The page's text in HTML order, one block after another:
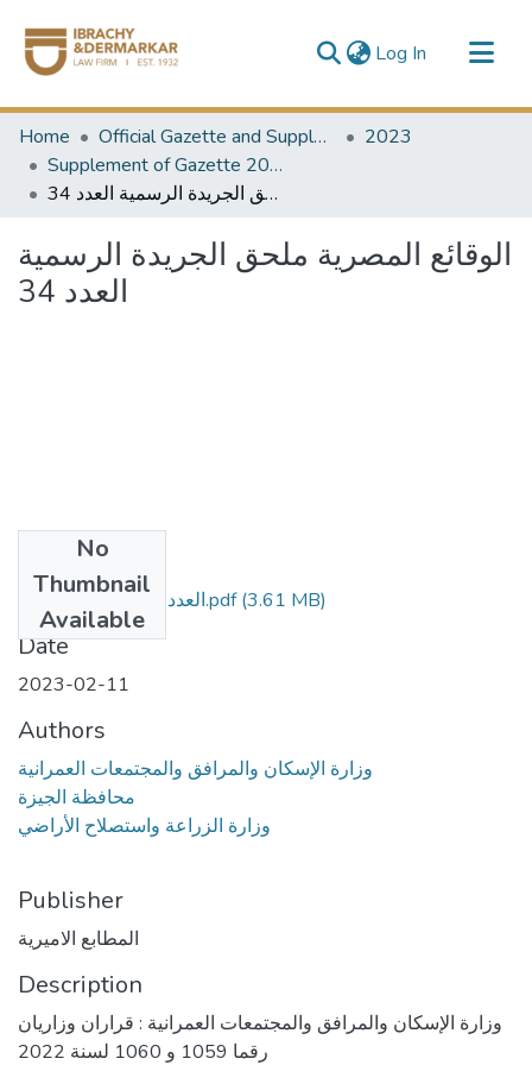
Log In (current)
Communities & Collections
All of DSpace
Home Official Gazette and Supplement
2023
Supplement of Gazette 2023
الوقائع المصرية ملحق الجريدة الرسمية العدد 34
الوقائع المصرية ملحق الجريدة الرسمية
العدد 34
No
Thumbnail
Available
العدد رقم 34 - مؤمن.pdf(3.61 MB)
Date
2023-02-11
Authors
وزارة الإسكان والمرافق والمجتمعات العمرانية
محافظة الجيزة
وزارة الزراعة واستصلاح الأراضي
Publisher
المطابع الاميرية
Description
وزارة الإسكان والمرافق والمجتمعات العمرانية : قراران وزاريان
رقما 1059 و 1060 لسنة 2022